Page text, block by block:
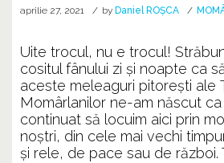
aprilie 27, 2021 by Daniel ROȘCA
Uite trocul, nu e trocul!
cositul fânului zi şi noapte ca
aceste meleaguri pitoreşti ale
Momârlanilor ne-am născut ca
continuat să locuim aici prin
noştri, din cele mai vechi
şi rele, de pace sau de război.